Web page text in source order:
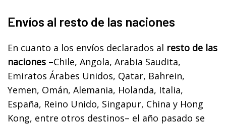
Envíos al resto de las naciones
En cuanto a los envíos declarados al resto de las
naciones –Chile, Angola, Arabia Saudita,
Emiratos Árabes Unidos, Qatar, Bahrein,
Yemen, Omán, Alemania, Holanda, Italia,
España, Reino Unido, Singapur, China y Hong
Kong, entre otros destinos– el año pasado se